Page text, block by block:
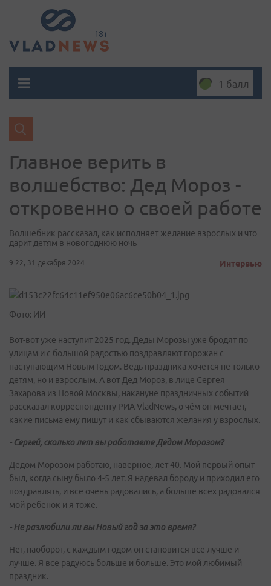
1 балл
Главное верить в
волшебство: Дед Мороз -
откровенно о своей работе
Волшебник рассказал, как исполняет желание взрослых и что
дарит детям в новогоднюю ночь
9:22, 31 декабря 2024 Интервью
Фото: ИИ
Вот-вот уже наступит 2025 год. Деды Морозы уже бродят по
улицам и с большой радостью поздравляют горожан с
наступающим Новым Годом. Ведь праздника хочется не только
детям, но и взрослым. А вот Дед Мороз, в лице Сергея
Захарова из Новой Москвы, накануне праздничных событий
рассказал корреспонденту РИА VladNews, о чём он мечтает,
какие письма ему пишут и как сбываются желания у взрослых.
- Сергей, сколько лет вы работаете Дедом Морозом?
Дедом Морозом работаю, наверное, лет 40. Мой первый опыт
был, когда сыну было 4-5 лет. Я надевал бороду и приходил его
поздравлять, и все очень радовались, а больше всех радовался
мой ребенок и я тоже.
- Не разлюбили ли вы Новый год за это время?
Нет, наоборот, с каждым годом он становится все лучше и
лучше. Я все радуюсь больше и больше. Это мой любимый
праздник.